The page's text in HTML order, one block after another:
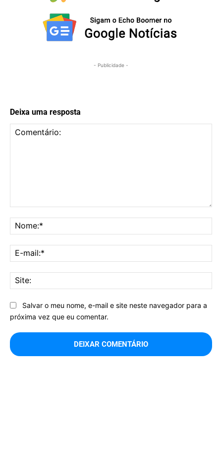
- Publicidade -
Deixa uma resposta
Salvar o meu nome, e-mail e site neste navegador para a
próxima vez que eu comentar.